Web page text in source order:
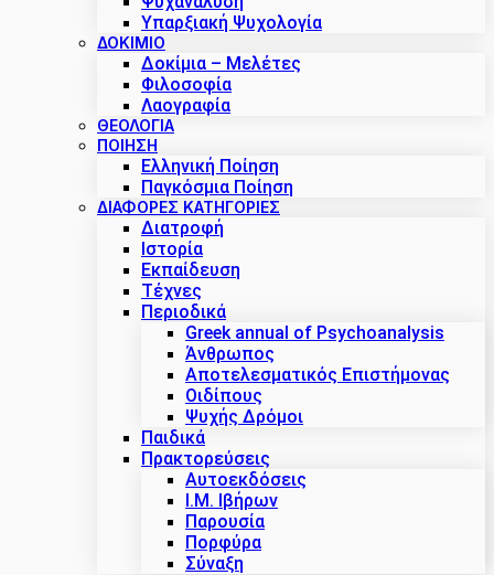
Υπαρξιακή Ψυχολογία
ΔΟΚΊΜΙΟ
Δοκίμια – Μελέτες
Φιλοσοφία
Λαογραφία
ΘΕΟΛΟΓΙΑ
ΠΟΙΗΣΗ
Ελληνική Ποίηση
Παγκόσμια Ποίηση
ΔΙΑΦΟΡΕΣ ΚΑΤΗΓΟΡΙΕΣ
Διατροφή
Ιστορία
Εκπαίδευση
Τέχνες
Περιοδικά
Greek annual of Psychoanalysis
Άνθρωπος
Αποτελεσματικός Επιστήμονας
Οιδίπους
Ψυχής Δρόμοι
Παιδικά
Πρακτoρεύσεις
Αυτοεκδόσεις
Ι.Μ. Ιβήρων
Παρουσία
Πορφύρα
Σύναξη